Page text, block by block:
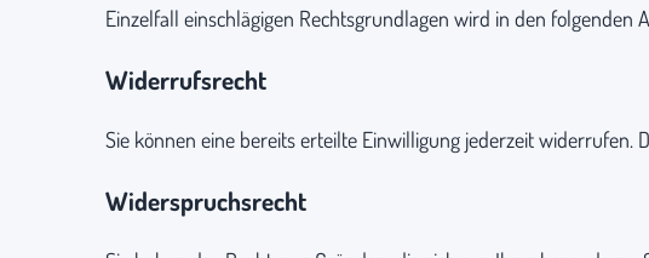
Einzelfall einschlägigen Rechtsgrundlagen wird in den folgenden
Widerrufsrecht
Sie können eine bereits erteilte Einwilligung jederzeit
Widerspruchsrecht